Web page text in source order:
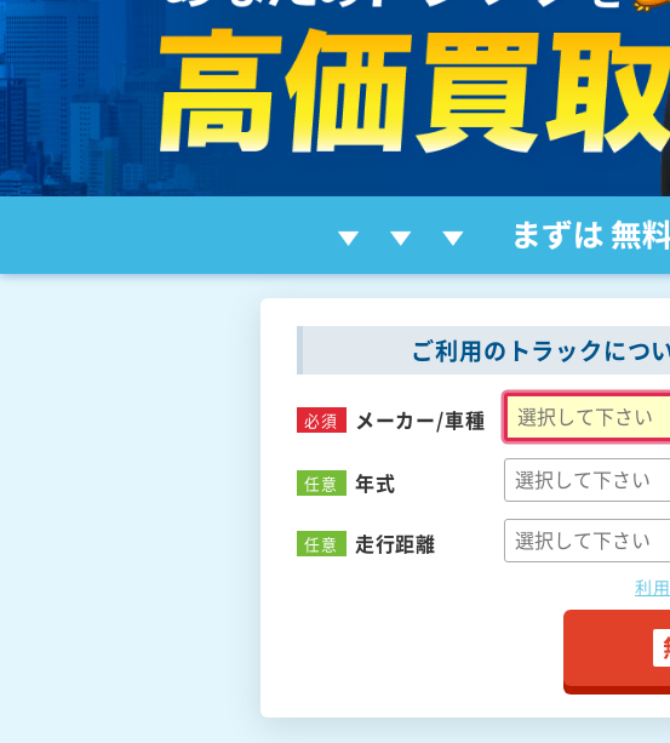
ご利用のトラックにつ
必須 メーカー/車種
任意 年式
任意 走行距離
利